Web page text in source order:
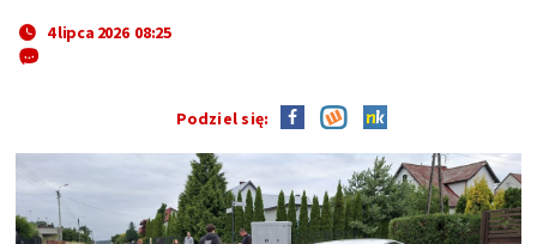
4 lipca 2026 08:25
Podziel się: